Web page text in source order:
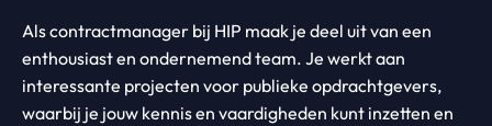
Als contractmanager bij HIP maak je deel uit van een
enthousiast en ondernemend team. Je werkt aan
interessante projecten voor publieke opdrachtgevers,
waarbij je jouw kennis en vaardigheden kunt inzetten en